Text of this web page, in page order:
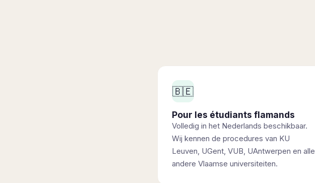
🇧🇪
Pour les étudiants flamands
Volledig in het Nederlands beschikbaar.
Wij kennen de procedures van KU
Leuven, UGent, VUB, UAntwerpen en alle
andere Vlaamse universiteiten.